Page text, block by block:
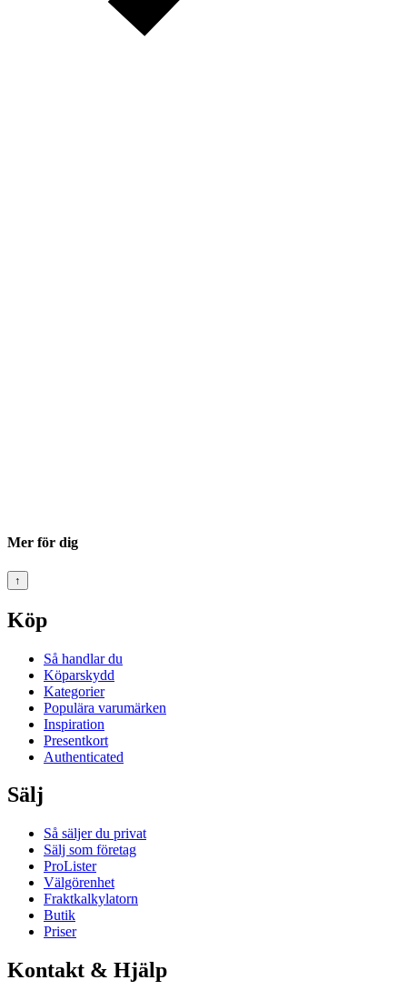
Mer för dig
↑
Köp
Så handlar du
Köparskydd
Kategorier
Populära varumärken
Inspiration
Presentkort
Authenticated
Sälj
Så säljer du privat
Sälj som företag
ProLister
Välgörenhet
Fraktkalkylatorn
Butik
Priser
Kontakt & Hjälp